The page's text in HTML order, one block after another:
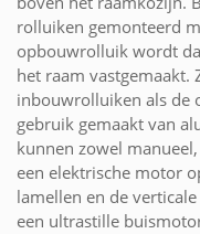
rolluiken gemonteerd
opbouwrolluik wordt
het raam
inbouwrolluiken als de
gebruik gemaakt van
kunnen zowel
een elektrische motor
lamellen en de
een ultrastille